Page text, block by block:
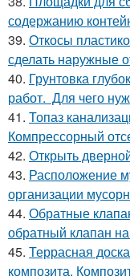
содержанию
39. Откосы
сделать наружные
40. Грунтовка
работ. Для чего
41. Топаз
Компрессорный
42. Открыть
43. Расположение
организации
44. Обратные
обратный клапан
45. Террасная
композита.